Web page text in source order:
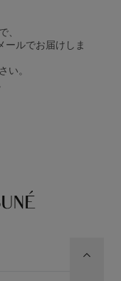
、
ールでお届けしま
い。